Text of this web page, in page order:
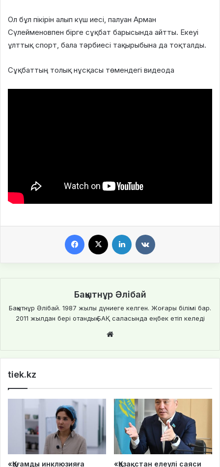
Ол бұл пікірін алып күш иесі, палуан Арман
Сүлейменовпен бірге сұқбат барысында айтты. Екеуі
ұлттық спорт, бала тәрбиесі тақырыбына да тоқталды.
Сұқбаттың толық нұсқасы төмендегі видеода
Facebook LinkedIn
Бақытнұр Әлібай
Бақытнұр Әлібай. 1987 жылы дүниеге келген. Жоғары білімі бар.
2011 жылдан бері отандық БАҚ саласында еңбек етіп келеді
tiek.kz
«Қоғамды инклюзияға
«Қазақстан елеулі саяси